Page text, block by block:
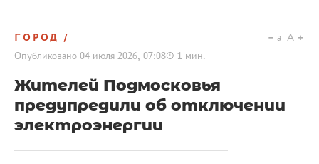
ГОРОД
Опубликовано 04 июля 2026, 07:08 1 мин.
a A
Жителей Подмосковья
предупредили об отключении
электроэнергии